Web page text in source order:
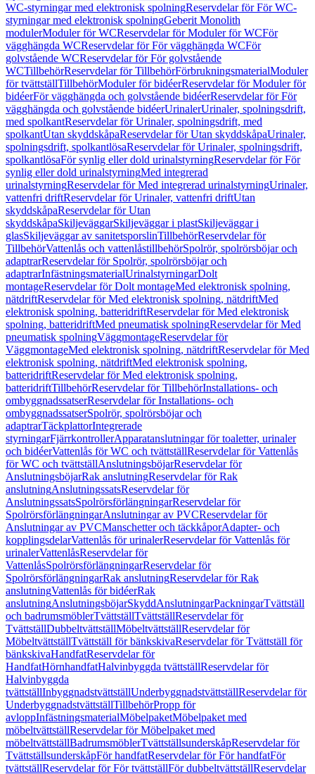
WC-styrningar med elektronisk spolningReservdelar för För WC-
styrningar med elektronisk spolningGeberit Monolith
modulerModuler för WCReservdelar för Moduler för WCFör
vägghängda WCReservdelar för För vägghängda WCFör
golvstående WCReservdelar för För golvstående
WCTillbehörReservdelar för TillbehörFörbrukningsmaterialModuler
för tvättställTillbehörModuler för bidéerReservdelar för Moduler för
bidéerFör vägghängda och golvstående bidéerReservdelar för För
vägghängda och golvstående bidéerUrinalerUrinaler, spolningsdrift,
med spolkantReservdelar för Urinaler, spolningsdrift, med
spolkantUtan skyddskåpaReservdelar för Utan skyddskåpaUrinaler,
spolningsdrift, spolkantlösaReservdelar för Urinaler, spolningsdrift,
spolkantlösaFör synlig eller dold urinalstyrningReservdelar för För
synlig eller dold urinalstyrningMed integrerad
urinalstyrningReservdelar för Med integrerad urinalstyrningUrinaler,
vattenfri driftReservdelar för Urinaler, vattenfri driftUtan
skyddskåpaReservdelar för Utan
skyddskåpaSkiljeväggarSkiljeväggar i plastSkiljeväggar i
glasSkiljeväggar av sanitetsporslinTillbehörReservdelar för
TillbehörVattenlås och vattenlåstillbehörSpolrör, spolrörsböjar och
adaptrarReservdelar för Spolrör, spolrörsböjar och
adaptrarInfästningsmaterialUrinalstyrningarDolt
montageReservdelar för Dolt montageMed elektronisk spolning,
nätdriftReservdelar för Med elektronisk spolning, nätdriftMed
elektronisk spolning, batteridriftReservdelar för Med elektronisk
spolning, batteridriftMed pneumatisk spolningReservdelar för Med
pneumatisk spolningVäggmontageReservdelar för
VäggmontageMed elektronisk spolning, nätdriftReservdelar för Med
elektronisk spolning, nätdriftMed elektronisk spolning,
batteridriftReservdelar för Med elektronisk spolning,
batteridriftTillbehörReservdelar för TillbehörInstallations- och
ombyggnadssatserReservdelar för Installations- och
ombyggnadssatserSpolrör, spolrörsböjar och
adaptrarTäckplattorIntegrerade
styrningarFjärrkontrollerApparatanslutningar för toaletter, urinaler
och bidéerVattenlås för WC och tvättställReservdelar för Vattenlås
för WC och tvättställAnslutningsböjarReservdelar för
AnslutningsböjarRak anslutningReservdelar för Rak
anslutningAnslutningssatsReservdelar för
AnslutningssatsSpolrörsförlängningarReservdelar för
SpolrörsförlängningarAnslutningar av PVCReservdelar för
Anslutningar av PVCManschetter och täckkåporAdapter- och
kopplingsdelarVattenlås för urinalerReservdelar för Vattenlås för
urinalerVattenlåsReservdelar för
VattenlåsSpolrörsförlängningarReservdelar för
SpolrörsförlängningarRak anslutningReservdelar för Rak
anslutningVattenlås för bidéerRak
anslutningAnslutningsböjarSkyddAnslutningarPackningarTvättställ
och badrumsmöblerTvättställTvättställReservdelar för
TvättställDubbeltvättställMöbeltvättställReservdelar för
MöbeltvättställTvättställ för bänkskivaReservdelar för Tvättställ för
bänkskivaHandfatReservdelar för
HandfatHörnhandfatHalvinbyggda tvättställReservdelar för
Halvinbyggda
tvättställInbyggnadstvättställUnderbyggnadstvättställReservdelar för
UnderbyggnadstvättställTillbehörPropp för
avloppInfästningsmaterialMöbelpaketMöbelpaket med
möbeltvättställReservdelar för Möbelpaket med
möbeltvättställBadrumsmöblerTvättställsunderskåpReservdelar för
TvättställsunderskåpFör handfatReservdelar för För handfatFör
tvättställReservdelar för För tvättställFör dubbeltvättställReservdelar